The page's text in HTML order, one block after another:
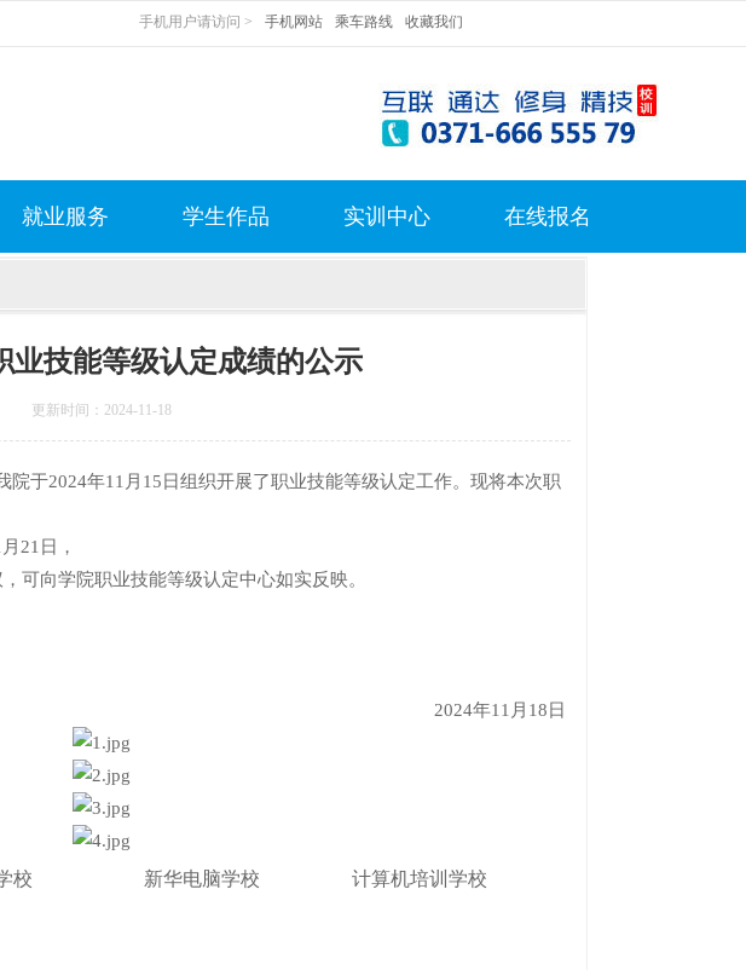
手机用户请访问 > 手机网站 乘车路线 收藏我们
就业服务 学生作品 实训中心 在线报名
业技能等级认定成绩的公示
更新时间：2024-11-18
于2024年11月15日组织开展了职业技能等级认定工作。现将本次职
21日，
向学院职业技能等级认定中心如实反映。
2024年11月18日
校 新华电脑学校 计算机培训学校